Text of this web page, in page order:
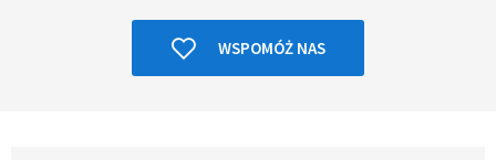
WSPOMÓŻ NAS